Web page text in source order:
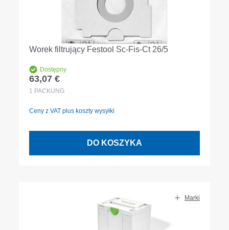
Worek filtrujący Festool Sc-Fis-Ct 26/5
Dostępny
Cena regularna:
63,07 €
1 PACKUNG
Ceny z VAT plus koszty wysyłki
DO KOSZYKA
Marki